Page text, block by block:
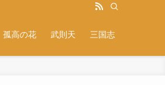
孤高の花 武則天 三国志